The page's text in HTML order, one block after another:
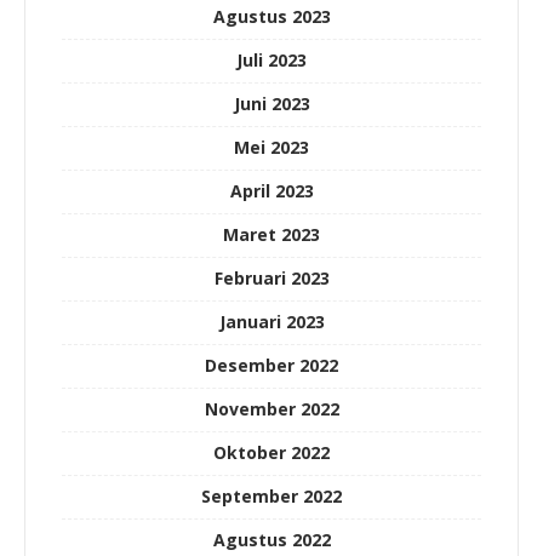
Agustus 2023
Juli 2023
Juni 2023
Mei 2023
April 2023
Maret 2023
Februari 2023
Januari 2023
Desember 2022
November 2022
Oktober 2022
September 2022
Agustus 2022